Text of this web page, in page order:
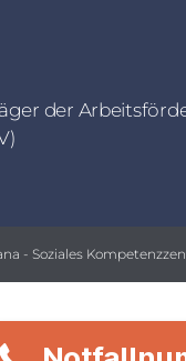
der
- Soziales0178